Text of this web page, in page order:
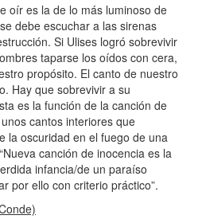
es la de lo más luminoso de
debe escuchar a las sirenas
Si Ulises logró sobrevivir
taparse los oídos con cera,
propósito. El canto de nuestro
Hay que sobrevivir a su
es la función de la canción de
cantos interiores que
la oscuridad en el fuego de una
canción de inocencia es la
infancia/de un paraíso
por ello con criterio práctico”.